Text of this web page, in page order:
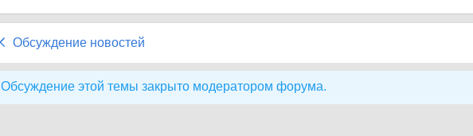
Обсуждение новостей
Обсуждение этой темы закрыто модератором форума.